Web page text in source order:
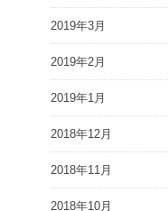
2019年3月
2019年2月
2019年1月
2018年12月
2018年11月
2018年10月